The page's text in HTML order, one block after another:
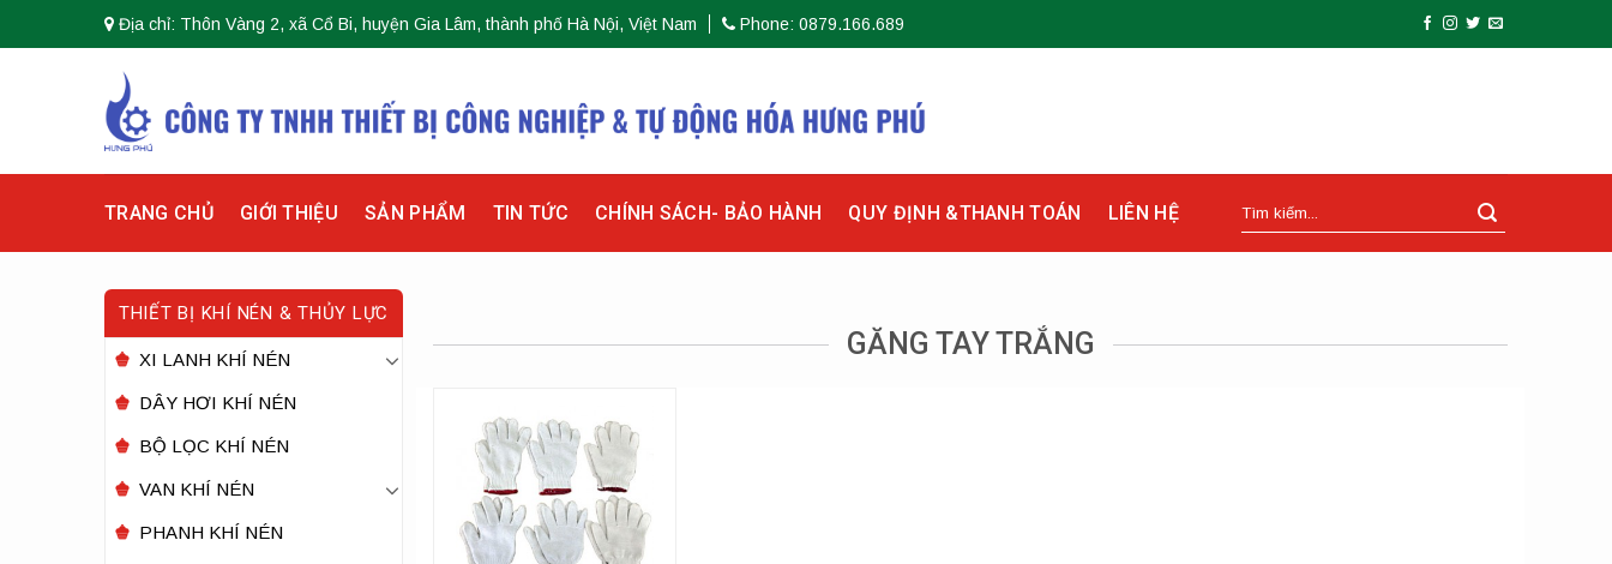
to
Địa chỉ: Thôn Vàng 2, xã Cổ Bi, huyện Gia Lâm, thành phố Hà Nội, Việt Nam Phone: 0879.166.689
TRANG CHỦ GIỚI THIỆU SẢN PHẨM TIN TỨC CHÍNH SÁCH- BẢO HÀNH QUY ĐỊNH &THANH TOÁN LIÊN HỆ
THIẾT BỊ KHÍ NÉN & THỦY LỰC
XI LANH KHÍ NÉN
DÂY HƠI KHÍ NÉN
BỘ LỌC KHÍ NÉN
VAN KHÍ NÉN
PHANH KHÍ NÉN
GĂNG TAY TRẮNG